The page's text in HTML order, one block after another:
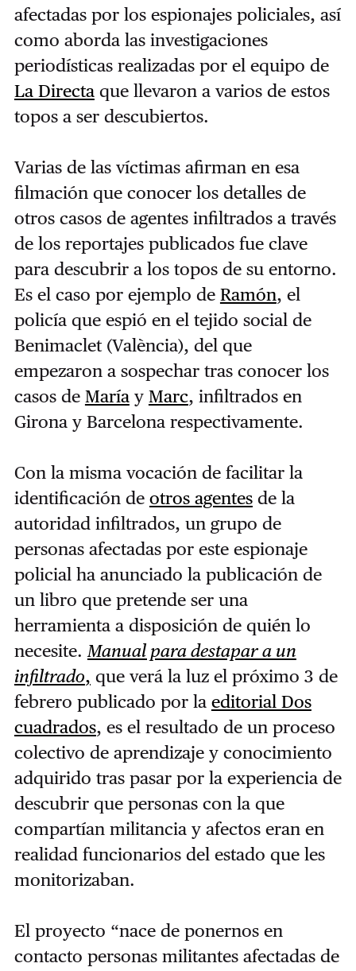
afectadas por los espionajes policiales, así
como aborda las investigaciones
periodísticas realizadas por el equipo de
La Directaque llevaron a varios de estos
topos a ser descubiertos.
Varias de las víctimas afirman en esa
filmación que conocer los detalles de
otros casos de agentes infiltrados a través
de los reportajes publicados fue clave
para descubrir a los topos de su entorno.
Es el caso por ejemplo de Ramón, el
policía que espió en el tejido social de
Benimaclet (València), del que
empezaron a sospechar tras conocer los
casos de Maríay Marc, infiltrados en
Girona y Barcelona respectivamente.
Con la misma vocación de facilitar la
identificación de otros agentesde la
autoridad infiltrados, un grupo de
personas afectadas por este espionaje
policial ha anunciado la publicación de
un libro que pretende ser una
herramienta a disposición de quién lo
necesite. Manual para destapar a un
infiltrado, que verá la luz el próximo 3 de
febrero publicado por la editorial Dos
cuadrados, es el resultado de un proceso
colectivo de aprendizaje y conocimiento
adquirido tras pasar por la experiencia de
descubrir que personas con la que
compartían militancia y afectos eran en
realidad funcionarios del estado que les
monitorizaban.
El proyecto “nace de ponernos en
contacto personas militantes afectadas de